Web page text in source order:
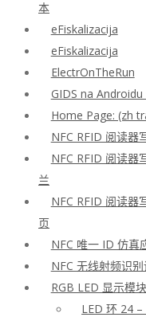
本
eFiskalizacija
eFiskalizacija
ElectrOnTheRun
GIDS na
Home Page: (zh
NFC RFID 阅读器
NFC RFID 阅读器
兰
NFC RFID 阅读器
页
NFC 唯一 ID 仿真
NFC 无线射频识
RGB LED 显示模
LED 环 24